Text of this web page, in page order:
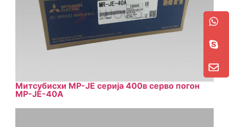
Митсубисхи МР-ЈЕ серија 400в серво погон
МР-ЈЕ-40А